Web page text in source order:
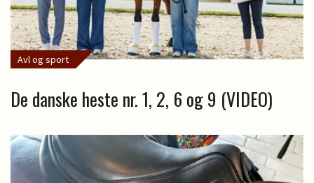
Avl og sport
De danske heste nr. 1, 2, 6 og 9 (VIDEO)